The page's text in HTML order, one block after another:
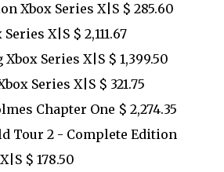
Xbox Series X|S $ 285.60
X|S $ 2,111.67
Xbox Series X|S $ 1,399.50
Series X|S $ 321.75
Chapter One $ 2,274.35
Tour 2 - Complete Edition
$ 178.50